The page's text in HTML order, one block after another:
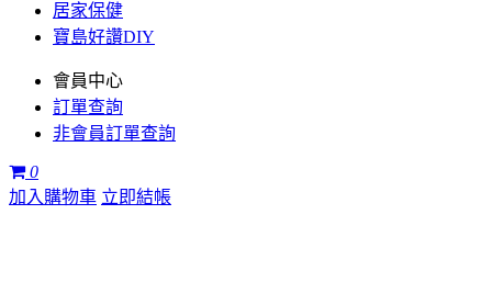
居家保健
寶島好讚DIY
會員中心
訂單查詢
非會員訂單查詢
0
加入購物車 立即結帳